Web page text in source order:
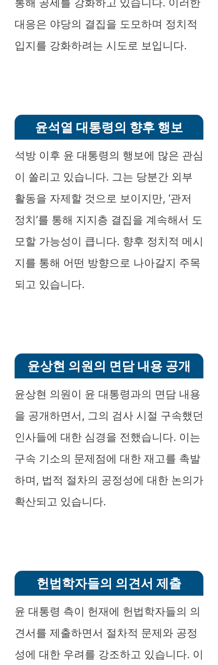
대응은 야당의 결집을 도모하며 정치적
입지를 강화하려는 시도로 보입니다.
윤석열 대통령의 향후 행보
석방 이후 윤 대통령의 행보에 많은 관심
이 쏠리고 있습니다. 그는 당분간 외부
활동을 자제할 것으로 보이지만, ‘관저
정치’를 통해 지지층 결집을 계속해서 도
모할 가능성이 큽니다. 향후 정치적 메시
지를 통해 어떤 방향으로 나아갈지 주목
되고 있습니다.
윤상현 의원의 면담 내용 공개
윤상현 의원이 윤 대통령과의 면담 내용
을 공개하면서, 그의 검사 시절 구속했던
인사들에 대한 심경을 전했습니다. 이는
구속 기소의 문제점에 대한 재고를 촉발
하며, 법적 절차의 공정성에 대한 논의가
확산되고 있습니다.
헌법학자들의 의견서 제출
윤 대통령 측이 헌재에 헌법학자들의 의
견서를 제출하면서 절차적 문제와 공정
성에 대한 우려를 강조하고 있습니다. 이